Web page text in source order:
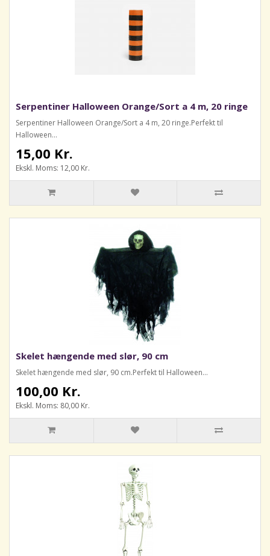
Serpentiner Halloween Orange/Sort a 4 m, 20 ringe
Serpentiner Halloween Orange/Sort a 4 m, 20 ringe.Perfekt til
Halloween...
15,00 Kr.
Ekskl. Moms: 12,00 Kr.
Skelet hængende med slør, 90 cm
Skelet hængende med slør, 90 cm.Perfekt til Halloween...
100,00 Kr.
Ekskl. Moms: 80,00 Kr.